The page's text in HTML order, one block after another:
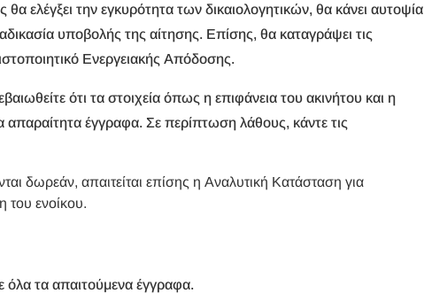
θα ελέγξει την εγκυρότητα των δικαιολογητικών, θα κάνει αυτοψία
υποβολής της αίτησης. Επίσης, θα καταγράψει τις
Ενεργειακής Απόδοσης.
ότι τα στοιχεία όπως η επιφάνεια του ακινήτου και η
έγγραφα. Σε περίπτωση λάθους, κάντε τις
δωρεάν, απαιτείται επίσης η Αναλυτική Κατάσταση για
ενοίκου.
όλα τα απαιτούμενα έγγραφα.